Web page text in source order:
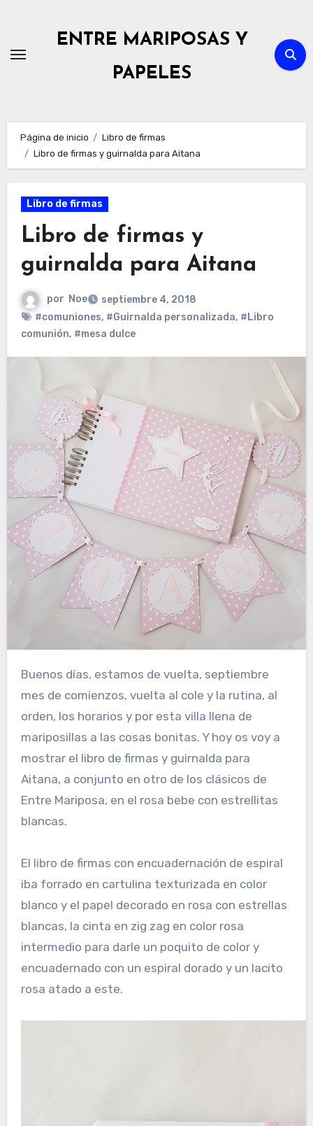
contenido
ENTRE MARIPOSAS Y
PAPELES
Página de inicio
Libro de firmas
Libro de firmas y guirnalda para Aitana
Libro de firmas
Libro de firmas y
guirnalda para Aitana
por Noe
septiembre 4, 2018
#comuniones, #Guirnalda personalizada, #Libro
comunión, #mesa dulce
Buenos días, estamos de vuelta, septiembre
mes de comienzos, vuelta al cole y la rutina, al
orden, los horarios y por esta villa llena de
mariposillas a las cosas bonitas. Y hoy os voy a
mostrar el libro de firmas y guirnalda para
Aitana, a conjunto en otro de los clásicos de
Entre Mariposa, en el rosa bebe con estrellitas
blancas.
El libro de firmas con encuadernación de espiral
iba forrado en cartulina texturizada en color
blanco y el papel decorado en rosa con estrellas
blancas, la cinta en zig zag en color rosa
intermedio para darle un poquito de color y
encuadernado con un espiral dorado y un lacito
rosa atado a este.